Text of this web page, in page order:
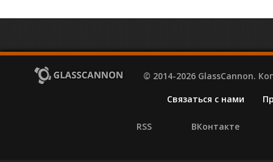
© 2014-2026 GlassCannon.
Связаться с нами
RSS ВКонтакте